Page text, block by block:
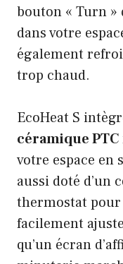
bouton « Turn
dans votre
également
trop chaud.
EcoHeat S
céramique PTC
votre espace en
aussi doté
thermostat pour
facilement
qu’un écran